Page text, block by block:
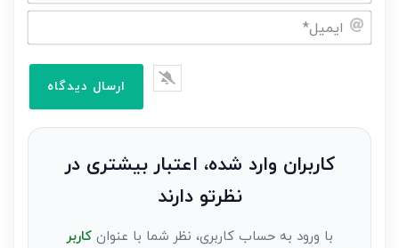
نام
خود
نظر
کاربران وارد شده، اعتبار بیشتری در
نظرتو دارند
با ورود به حساب کاربری، نظر شما با عنوانکاربر